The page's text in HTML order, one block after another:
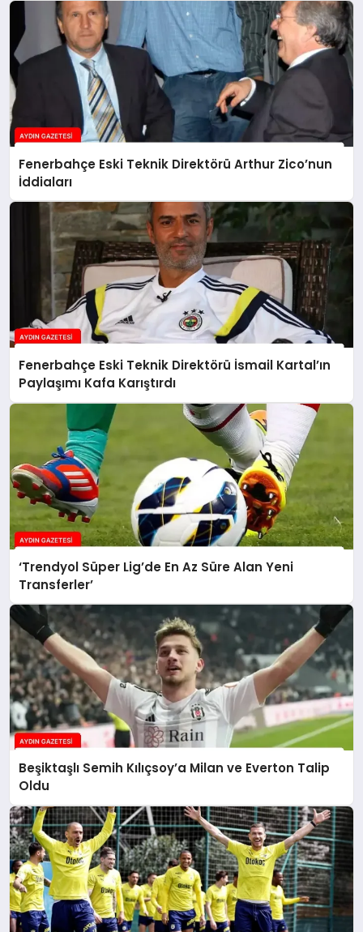
Fenerbahçe Eski Teknik Direktörü Arthur Zico’nun
İddiaları
Fenerbahçe Eski Teknik Direktörü İsmail Kartal’ın
Paylaşımı Kafa Karıştırdı
‘Trendyol Süper Lig’de En Az Süre Alan Yeni
Transferler’
Beşiktaşlı Semih Kılıçsoy’a Milan ve Everton Talip
Oldu